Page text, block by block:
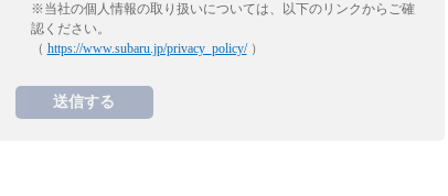
※当社の個人情報の取り扱いについては、以下のリンクからご確
認ください。
（ https://www.subaru.jp/privacy_policy/）